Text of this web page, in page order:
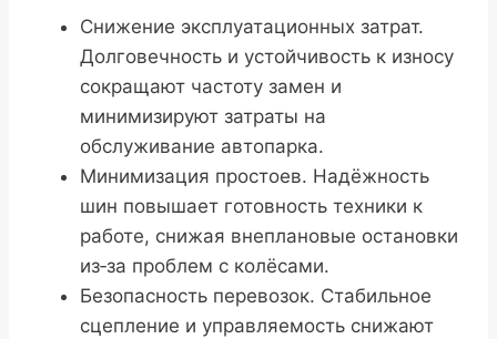
Снижение эксплуатационных затрат.
Долговечность и устойчивость к износу
сокращают частоту замен и
минимизируют затраты на
обслуживание автопарка.
Минимизация простоев. Надёжность
шин повышает готовность техники к
работе, снижая внеплановые остановки
из‑за проблем с колёсами.
Безопасность перевозок. Стабильное
сцепление и управляемость снижают